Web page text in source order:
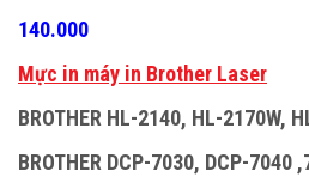
140.000
Mực in máy in Brother Laser
BROTHER HL-2140, HL-2170W,
BROTHER DCP-7030, DCP-7040